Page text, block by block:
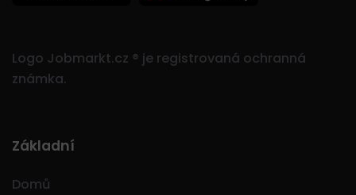
Logo Jobmarkt.cz ® je registrovaná ochranná
známka.
Základní
Domů